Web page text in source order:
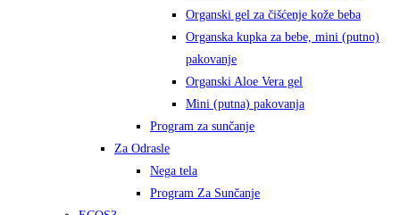
Organski gel za čišćenje kože beba
Organska kupka za bebe, mini (putno)
pakovanje
Organski Aloe Vera gel
Mini (putna) pakovanja
Program za sunčanje
Za Odrasle
Nega tela
Program Za Sunčanje